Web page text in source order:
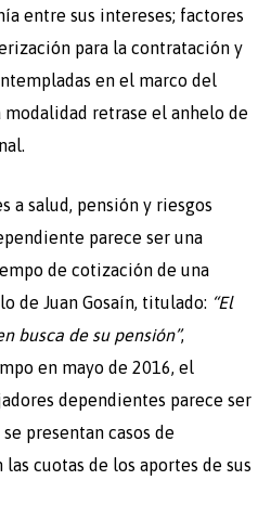
entre sus intereses; factores
para la contratación y
en el marco del
retrase el anhelo de
a salud, pensión y riesgos
parece ser una
de cotización de una
de Juan Gosaín, titulado: “El
busca de su pensión”,
en mayo de 2016, el
dependientes parece ser
presentan casos de
cuotas de los aportes de sus